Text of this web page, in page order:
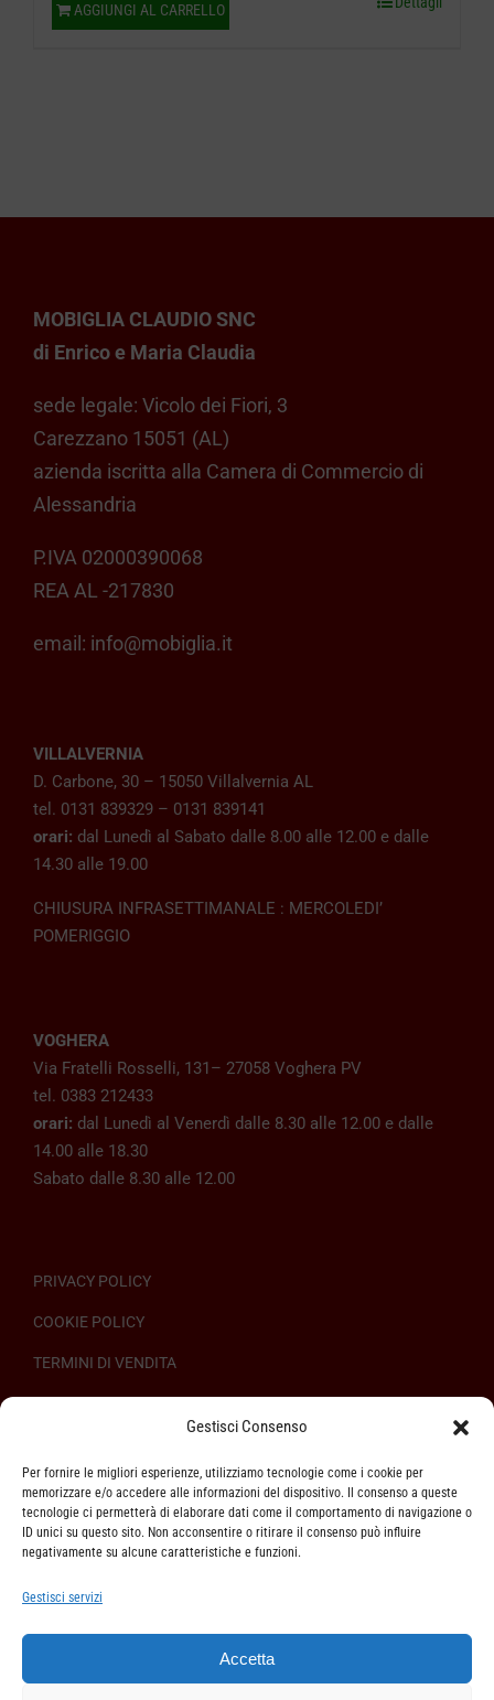
Gestisci Consenso
Per fornire le migliori esperienze, utilizziamo tecnologie come i cookie per
memorizzare e/o accedere alle informazioni del dispositivo. Il consenso a queste
tecnologie ci permetterà di elaborare dati come il comportamento di navigazione o
ID unici su questo sito. Non acconsentire o ritirare il consenso può influire
negativamente su alcune caratteristiche e funzioni.
Gestisci servizi
Accetta
AGGIUNGI AL CARRELLO
MOBIGLIA CLAUDIO SNC
di Enrico e Maria Claudia
sede legale: Vicolo dei Fiori, 3
Carezzano 15051 (AL)
azienda iscritta alla Camera di Commercio di
Alessandria
P.IVA 02000390068
REA AL -217830
email: info@mobiglia.it
VILLALVERNIA
D. Carbone, 30 – 15050 Villalvernia AL
tel. 0131 839329 – 0131 839141
orari: dal Lunedì al Sabato dalle 8.00 alle 12.00 e dalle
14.30 alle 19.00
CHIUSURA INFRASETTIMANALE : MERCOLEDI’
POMERIGGIO
VOGHERA
Via Fratelli Rosselli, 131– 27058 Voghera PV
tel. 0383 212433
orari: dal Lunedì al Venerdì dalle 8.30 alle 12.00 e dalle
14.00 alle 18.30
Sabato dalle 8.30 alle 12.00
PRIVACY POLICY
COOKIE POLICY
TERMINI DI VENDITA
ASSISTENZA CLIENTI
SPEDIZIONI